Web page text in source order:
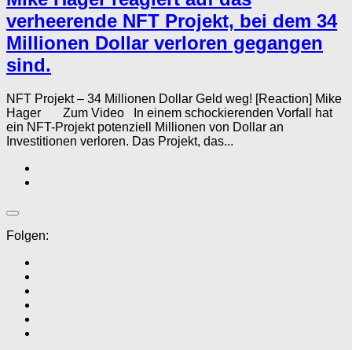
verheerende NFT Projekt, bei dem 34
Millionen Dollar verloren gegangen
sind.
NFT Projekt – 34 Millionen Dollar Geld weg! [Reaction] Mike
Hager Zum Video In einem schockierenden Vorfall hat
ein NFT-Projekt potenziell Millionen von Dollar an
Investitionen verloren. Das Projekt, das...
Folgen: